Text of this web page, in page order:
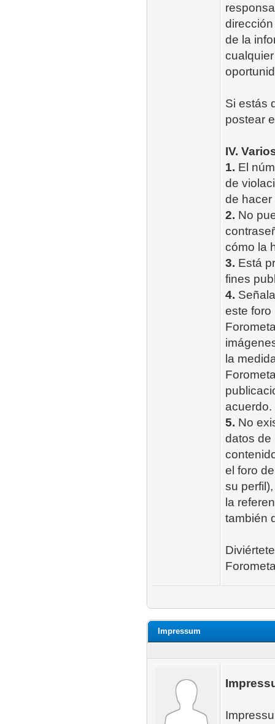
de la
Si estás
postear
IV.
1. El
de
de hacer
2. No
cómo la
3. Está
fines
4.
este foro
la
acuerdo.
5. No
datos de
el foro
su
la
también
Impressum